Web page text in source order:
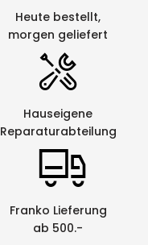
Heute bestellt,
morgen geliefert
Hauseigene
Reparaturabteilung
Franko Lieferung
ab 500.-